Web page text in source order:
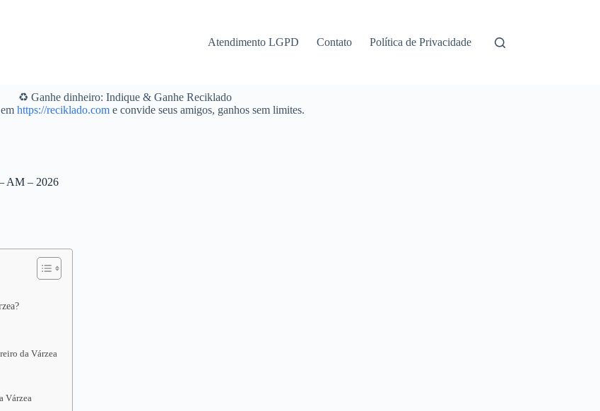
Atendimento LGPD Contato Política de Privacidade
♻️ Ganhe dinheiro: Indique & Ganhe Reciklado
https://reciklado.come convide seus amigos, ganhos sem limites.
AM – 2026
da Várzea
Várzea